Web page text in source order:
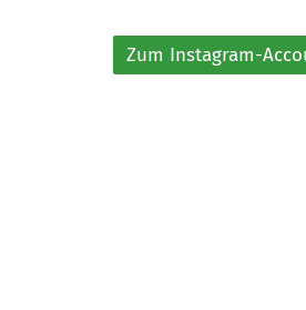
Zum Instagram-